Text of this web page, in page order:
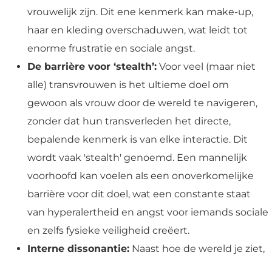
vrouwelijk zijn. Dit ene kenmerk kan make-up,
haar en kleding overschaduwen, wat leidt tot
enorme frustratie en sociale angst.
De barrière voor ‘stealth’: Voor veel (maar niet
alle) transvrouwen is het ultieme doel om
gewoon als vrouw door de wereld te navigeren,
zonder dat hun transverleden het directe,
bepalende kenmerk is van elke interactie. Dit
wordt vaak 'stealth' genoemd. Een mannelijk
voorhoofd kan voelen als een onoverkomelijke
barrière voor dit doel, wat een constante staat
van hyperalertheid en angst voor iemands sociale
en zelfs fysieke veiligheid creëert.
Interne dissonantie: Naast hoe de wereld je ziet,